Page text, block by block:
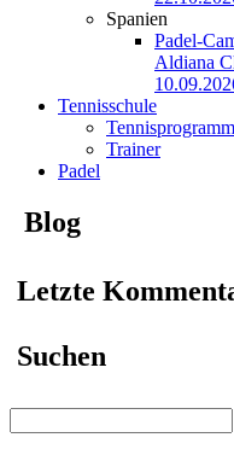
Spanien
Padel-
Aldiana
Tennisschule
Tennisprogramm
Trainer
Padel
Blog
Letzte
Suchen
nach: